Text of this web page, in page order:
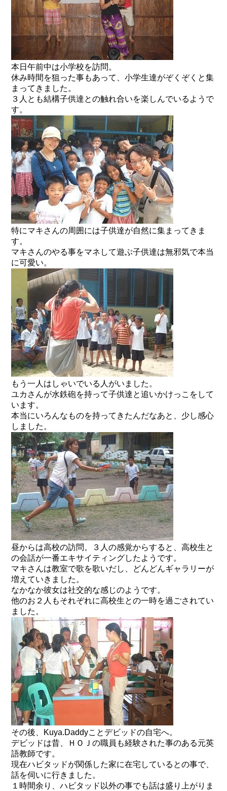
本日午前中は小学校を訪問。
休み時間を狙った事もあって、小学生達がぞくぞくと集
まってきました。
３人とも結構子供達との触れ合いを楽しんでいるようで
す。
特にマキさんの周囲には子供達が自然に集まってきま
す。
マキさんのやる事をマネして遊ぶ子供達は無邪気で本当
に可愛い。
もう一人はしゃいでいる人がいました。
ユカさんが水鉄砲を持って子供達と追いかけっこをして
います。
本当にいろんなものを持ってきたんだなあと、少し感心
しました。
昼からは高校の訪問。３人の感覚からすると、高校生と
の会話が一番エキサイティングしたようです。
マキさんは教室で歌を歌いだし、どんどんギャラリーが
増えていきました。
なかなか彼女は社交的な感じのようです。
他のお２人もそれぞれに高校生との一時を過ごされてい
ました。
その後、Kuya.Daddyことデビッドの自宅へ。
デビッドは昔、ＨＯＪの職員も経験された事のある元英
語教師です。
現在ハビタッドが関係した家に在宅しているとの事で、
話を伺いに行きました。
１時間余り、ハビタッド以外の事でも話は盛り上がりま